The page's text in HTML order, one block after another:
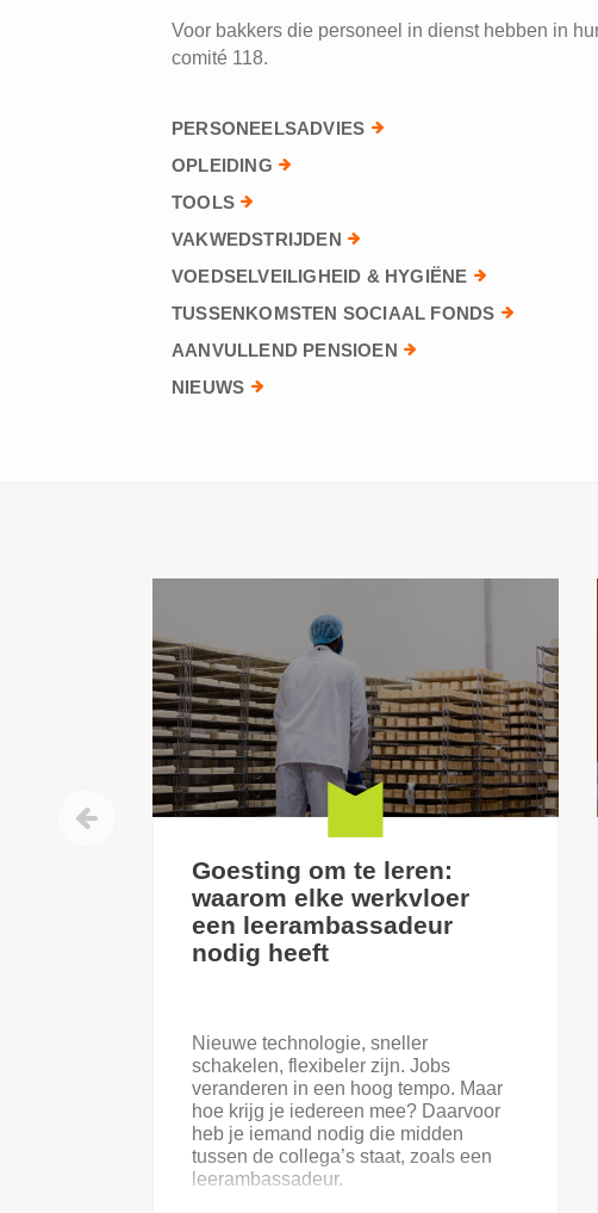
Voor bakkers die personeel in dienst hebben in
comité 118.
PERSONEELSADVIES
OPLEIDING
TOOLS
VAKWEDSTRIJDEN
VOEDSELVEILIGHEID & HYGIËNE
TUSSENKOMSTEN SOCIAAL FONDS
AANVULLEND PENSIOEN
NIEUWS
Goesting om te leren:
waarom elke werkvloer
een leerambassadeur
nodig heeft
Nieuwe technologie, sneller
schakelen, flexibeler zijn. Jobs
veranderen in een hoog tempo. Maar
hoe krijg je iedereen mee? Daarvoor
heb je iemand nodig die midden
tussen de collega’s staat, zoals een
leerambassadeur.